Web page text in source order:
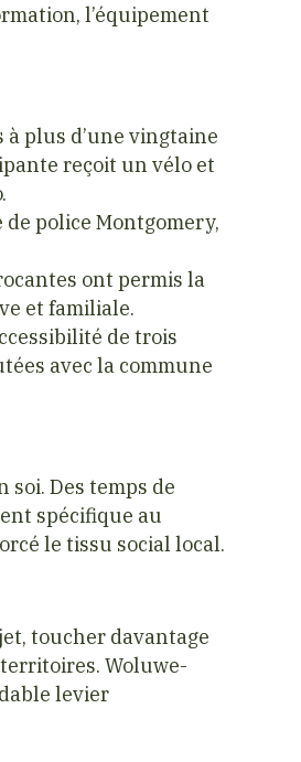
l’équipement
plus d’une vingtaine
reçoit un vélo et
police Montgomery,
ont permis la
et familiale.
de trois
avec la commune
Des temps de
spécifique au
le tissu social local.
toucher davantage
Woluwe-
levier